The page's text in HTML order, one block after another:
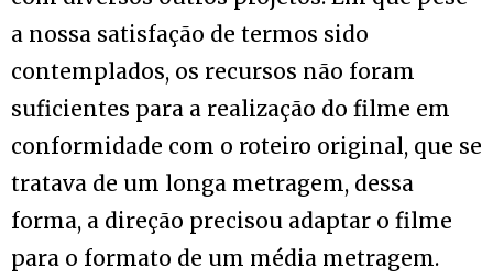
a nossa satisfação de termos sido
contemplados, os recursos não foram
suficientes para a realização do filme em
conformidade com o roteiro original, que se
tratava de um longa metragem, dessa
forma, a direção precisou adaptar o filme
para o formato de um média metragem.